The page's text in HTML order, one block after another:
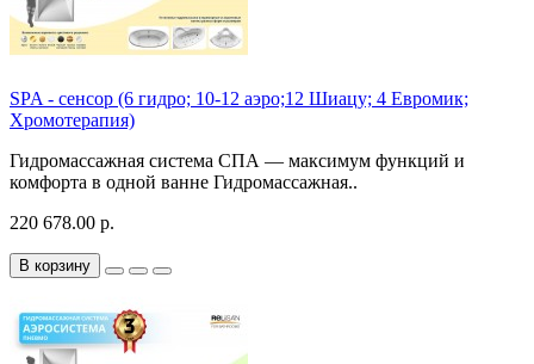
SPA - сенсор (6 гидро; 10-12 аэро;12 Шиацу; 4 Евромик;
Хромотерапия)
Гидромассажная система СПА — максимум функций и
комфорта в одной ванне Гидромассажная..
220 678.00 р.
В корзину